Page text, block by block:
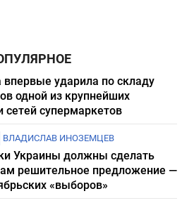
впервые ударила по складу
одной из крупнейших
сетей супермаркетов
ВЛАДИСЛАВ ИНОЗЕМЦЕВ
Украины должны сделать
решительное предложение —
«выборов»